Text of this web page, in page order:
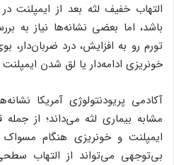
التهاب خفیف لثه بعد از ایمپلنت
باشد، اما بعضی نشانه‌ها نیاز به
تورم رو به افزایش، درد ضربان‌دار،
خونریزی ادامه‌دار یا لق شدن
آکادمی پریودنتولوژی آمریکا
مشابه بیماری لثه می‌داند؛ از
ایمپلنت و خونریزی هنگام
بی‌توجهی می‌تواند از التهاب